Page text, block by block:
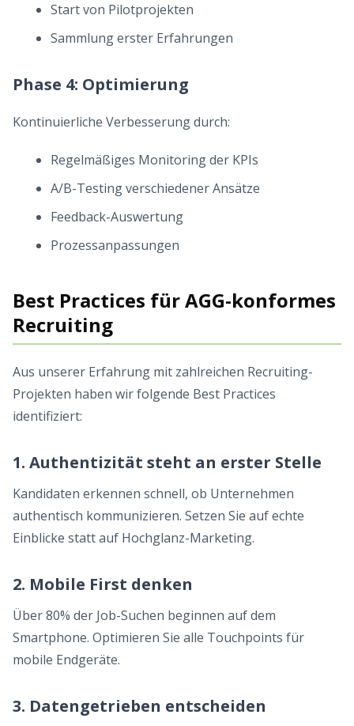
Start von Pilotprojekten
Sammlung erster Erfahrungen
Phase 4: Optimierung
Kontinuierliche Verbesserung durch:
Regelmäßiges Monitoring der KPIs
A/B-Testing verschiedener Ansätze
Feedback-Auswertung
Prozessanpassungen
Best Practices für AGG-konformes
Recruiting
Aus unserer Erfahrung mit zahlreichen Recruiting-
Projekten haben wir folgende Best Practices
identifiziert:
1. Authentizität steht an erster Stelle
Kandidaten erkennen schnell, ob Unternehmen
authentisch kommunizieren. Setzen Sie auf echte
Einblicke statt auf Hochglanz-Marketing.
2. Mobile First denken
Über 80% der Job-Suchen beginnen auf dem
Smartphone. Optimieren Sie alle Touchpoints für
mobile Endgeräte.
3. Datengetrieben entscheiden